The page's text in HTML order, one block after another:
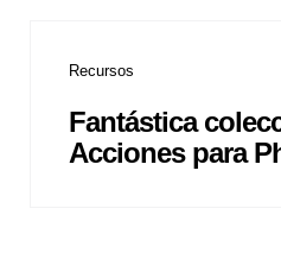
Recursos
Fantástica
Acciones para